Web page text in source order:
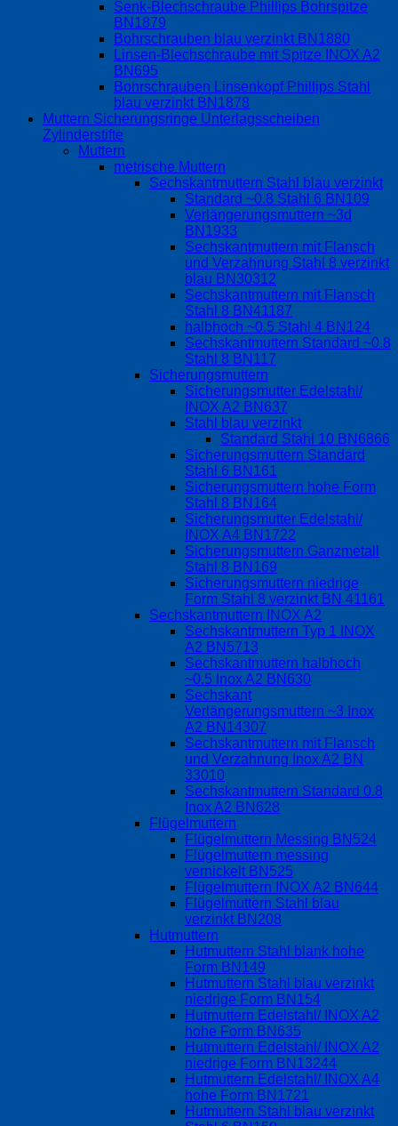
Senk-Blechschraube Phillips Bohrspitze
BN1879
Bohrschrauben blau verzinkt BN1880
Linsen-Blechschraube mit Spitze INOX A2
BN695
Bohrschrauben Linsenkopf Phillips Stahl
blau verzinkt BN1878
Muttern Sicherungsringe Unterlagsscheiben
Zylinderstifte
Muttern
metrische Muttern
Sechskantmuttern Stahl blau verzinkt
Standard ~0.8 Stahl 6 BN109
Verlängerungsmuttern ~3d
BN1933
Sechskantmuttern mit Flansch
und Verzahnung Stahl 8 verzinkt
blau BN30312
Sechskantmuttern mit Flansch
Stahl 8 BN41187
halbhoch ~0.5 Stahl 4 BN124
Sechskantmuttern Standard ~0.8
Stahl 8 BN117
Sicherungsmuttern
Sicherungsmutter Edelstahl/
INOX A2 BN637
Stahl blau verzinkt
Standard Stahl 10 BN6866
Sicherungsmuttern Standard
Stahl 6 BN161
Sicherungsmuttern hohe Form
Stahl 8 BN164
Sicherungsmutter Edelstahl/
INOX A4 BN1722
Sicherungsmuttern Ganzmetall
Stahl 8 BN169
Sicherungsmuttern niedrige
Form Stahl 8 verzinkt BN 41161
Sechskantmuttern INOX A2
Sechskantmuttern Typ 1 INOX
A2 BN5713
Sechskantmuttern halbhoch
~0.5 Inox A2 BN630
Sechskant
Verlängerungsmuttern ~3 Inox
A2 BN14307
Sechskantmuttern mit Flansch
und Verzahnung Inox A2 BN
33010
Sechskantmuttern Standard 0.8
Inox A2 BN628
Flügelmuttern
Flügelmuttern Messing BN524
Flügelmuttern messing
vernickelt BN525
Flügelmuttern INOX A2 BN644
Flügelmuttern Stahl blau
verzinkt BN208
Hutmuttern
Hutmuttern Stahl blank hohe
Form BN149
Hutmuttern Stahl blau verzinkt
niedrige Form BN154
Hutmuttern Edelstahl/ INOX A2
hohe Form BN635
Hutmuttern Edelstahl/ INOX A2
niedrige Form BN13244
Hutmuttern Edelstahl/ INOX A4
hohe Form BN1721
Hutmuttern Stahl blau verzinkt